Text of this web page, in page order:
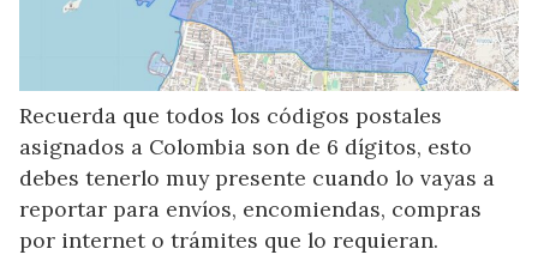
Recuerda que todos los códigos postales
asignados a Colombia son de 6 dígitos, esto
debes tenerlo muy presente cuando lo vayas a
reportar para envíos, encomiendas, compras
por internet o trámites que lo requieran.